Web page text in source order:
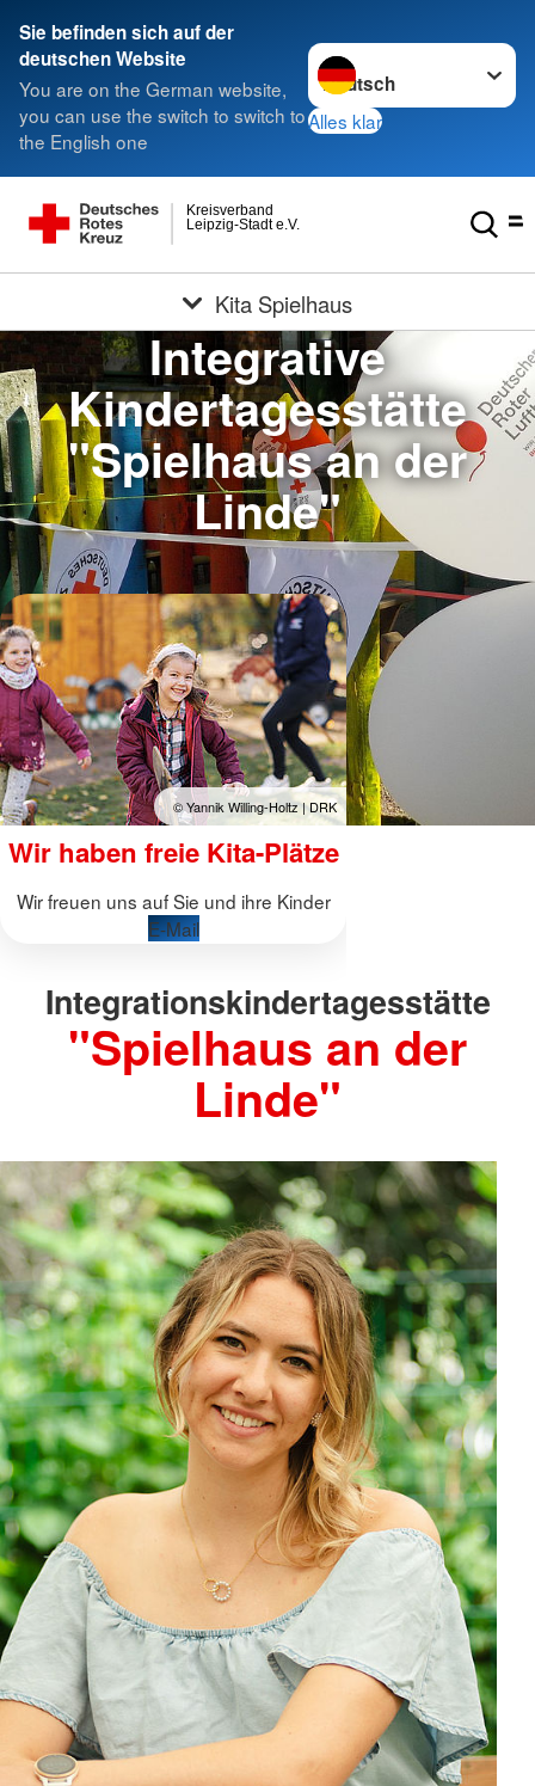
Sie befinden sich auf der
deutschen Website
You are on the German website,
you can use the switch to switch to
the English one
Sprache wechseln zu
Alles klar
Leipzig-Stadt e.V.
Kreisverband
Kita Spielhaus
Integrative
Kindertagesstätte
"Spielhaus an der
Linde"
© Yannik Willing-Holtz | DRK
Wir haben freie Kita-Plätze
Wir freuen uns auf Sie und ihre Kinder
E-Mail
Integrationskindertagesstätte
"Spielhaus an der
Linde"